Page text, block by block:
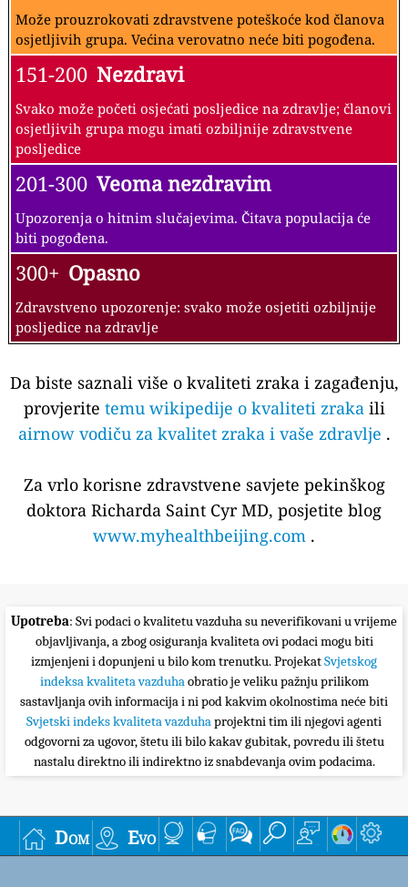
Može prouzrokovati zdravstvene poteškoće kod članova
osjetljivih grupa. Većina verovatno neće biti pogođena.
151-200 Nezdravi
Svako može početi osjećati posljedice na zdravlje; članovi
osjetljivih grupa mogu imati ozbiljnije zdravstvene
posljedice
201-300 Veoma nezdravim
Upozorenja o hitnim slučajevima. Čitava populacija će
biti pogođena.
300+ Opasno
Zdravstveno upozorenje: svako može osjetiti ozbiljnije
posljedice na zdravlje
Da biste saznali više o kvaliteti zraka i zagađenju,
provjerite temu wikipedije o kvaliteti zrakaili
airnow vodiču za kvalitet zraka i vaše zdravlje .
Za vrlo korisne zdravstvene savjete pekinškog
doktora Richarda Saint Cyr MD, posjetite blog
www.myhealthbeijing.com .
Upotreba: Svi podaci o kvalitetu vazduha su neverifikovani u vrijeme
objavljivanja, a zbog osiguranja kvaliteta ovi podaci mogu biti
izmjenjeni i dopunjeni u bilo kom trenutku. ProjekatSvjetskog
indeksa kvaliteta vazduhaobratio je veliku pažnju prilikom
sastavljanja ovih informacija i ni pod kakvim okolnostima neće biti
Svjetski indeks kvaliteta vazduhaprojektni tim ili njegovi agenti
odgovorni za ugovor, štetu ili bilo kakav gubitak, povredu ili štetu
nastalu direktno ili indirektno iz snabdevanja ovim podacima.
Dom Evo